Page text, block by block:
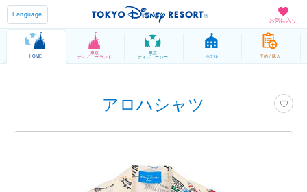
お気に入り
Language
HOME
東京
ディズニーランド
東京
ディズニーシー ホテル 予約 / 購入
アロハシャツ